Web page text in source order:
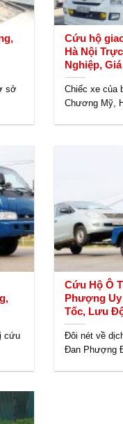
sở
Cứu hộ
Hà Nội
Nghiệp,
Chiếc xe của
Chương Mỹ,
cứu
Cứu Hộ Ô
Phượng
Tốc, Lưu
Đôi nét về
Đan Phượng